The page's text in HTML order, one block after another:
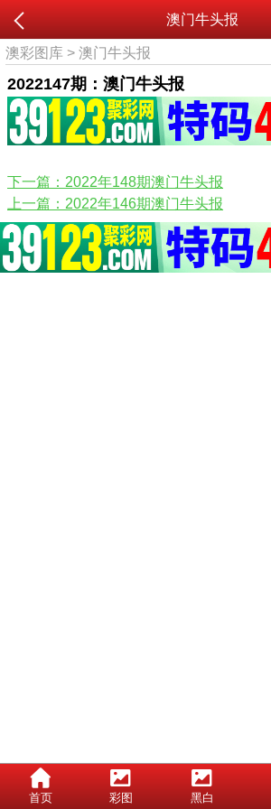
首页 彩图 黑白
澳门牛头报
澳彩图库 >澳门牛头报
2022147期：澳门牛头报
下一篇：2022年148期澳门牛头报
上一篇：2022年146期澳门牛头报